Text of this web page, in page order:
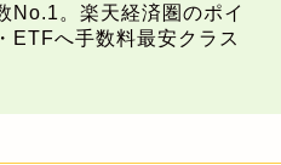
No.1。楽天経済圏のポイ
ETFへ手数料最安クラス